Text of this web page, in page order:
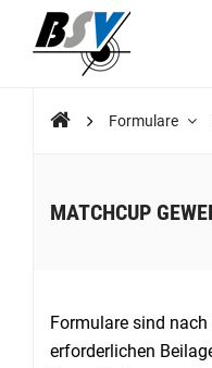
Formulare
MATCHCUP
Formulare sind
erforderlichen